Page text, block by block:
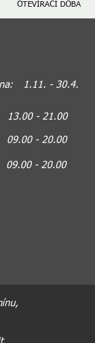
OTEVÍRACÍ DOBA
1.11. - 30.4.
13.00 - 21.00
09.00 - 20.00
09.00 - 20.00